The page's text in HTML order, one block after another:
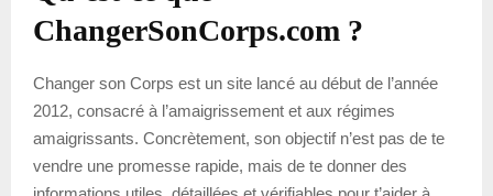
ChangerSonCorps.com ?
Changer son Corps est un site lancé au début de l’année
2012, consacré à l’amaigrissement et aux régimes
amaigrissants. Concrètement, son objectif n’est pas de te
vendre une promesse rapide, mais de te donner des